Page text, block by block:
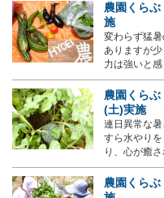
農園くら
施
変わらず猛
ありますが
力は強いと
農園く
(土)実施
連日異常な
すら水やり
り、心が癒
農園くら